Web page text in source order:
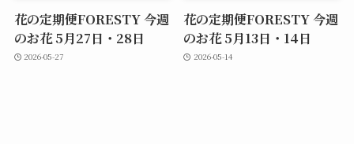
花の定期便FORESTY 今週
のお花 5月27日・28日
2026-05-27
花の定期便FORESTY 今週
のお花 5月13日・14日
2026-05-14